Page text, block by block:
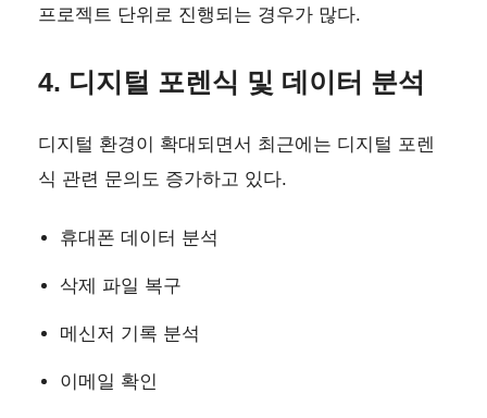
프로젝트 단위로 진행되는 경우가 많다.
4. 디지털 포렌식 및 데이터 분석
디지털 환경이 확대되면서 최근에는 디지털 포렌
식 관련 문의도 증가하고 있다.
휴대폰 데이터 분석
삭제 파일 복구
메신저 기록 분석
이메일 확인